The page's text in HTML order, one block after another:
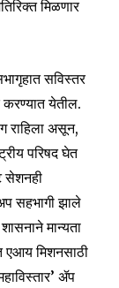
of the
on our website
we respect
information is
मिळणार
सविस्तर
करण्यात येतील.
राहिला असून,
परिषद घेत
सेशनही
सहभागी झाले
मान्यता
एआय मिशनसाठी
ॲप